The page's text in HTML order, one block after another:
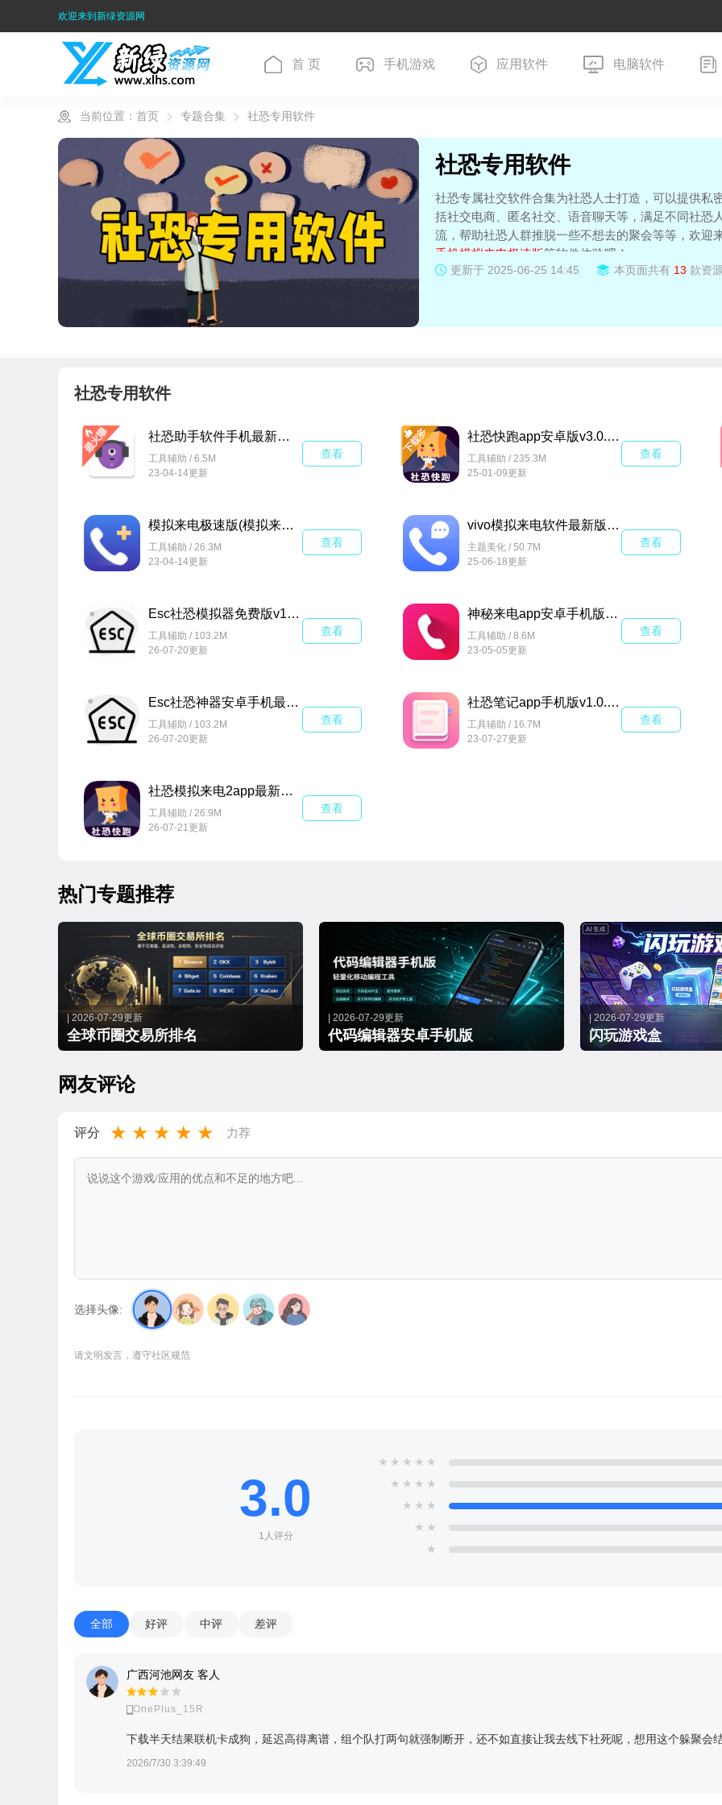
欢迎来到新绿资源网
首 页 手机游戏 应用软件 电脑软件
当前位置： 首页 专题合集 社恐专用软件
社恐专用软件
社恐专属社交软件合集为社恐人士打造，可以提供
括社交电商、匿名社交、语音聊天等，满足不同社
流，帮助社恐人群推脱一些不想去的聚会等等，欢迎
手机模拟来电极速版等软件体验吧！
更新于 2025-06-25 14:45 本页面共有 13 款资
社恐专用软件
社恐助手软件手机最新版v1.0官方版
工具辅助 / 6.5M
23-04-14更新
查看
社恐快跑app安卓版v3.0.7手机版
工具辅助 / 235.3M
25-01-09更新
查看
模拟来电极速版(模拟来电软件app免费版)v1.10102.3手机版
工具辅助 / 26.3M
23-04-14更新
查看
vivo模拟来电软件最新版v5.22手机版
主题美化 / 50.7M
25-06-18更新
查看
Esc社恐模拟器免费版v1.4.2手机版
工具辅助 / 103.2M
26-07-20更新
查看
神秘来电app安卓手机版v1.1最新版
工具辅助 / 8.6M
23-05-05更新
查看
Esc社恐神器安卓手机最新版v1.4.2免费版
工具辅助 / 103.2M
26-07-20更新
查看
社恐笔记app手机版v1.0.0安卓版
工具辅助 / 16.7M
23-07-27更新
查看
社恐模拟来电2app最新版v1.0.2手机版
工具辅助 / 26.9M
26-07-21更新
查看
热门专题推荐
| 2026-07-29更新
全球币圈交易所排名
| 2026-07-29更新
代码编辑器安卓手机版
| 2026-07-29更新
闪玩游戏盒
网友评论
评分 ★ ★ ★ ★ ★ 力荐
选择头像:
请文明发言，遵守社区规范
3.0
1人评分
★ ★ ★ ★ ★
★ ★ ★ ★
★ ★ ★
★ ★
★
全部 好评 中评 差评
广西河池网友 客人
OnePlus_15R
下载半天结果联机卡成狗，延迟高得离谱，组个队打两句就强制断开，还不如直接让我去线下社死呢，想用这个躲聚会
2026/7/30 3:39:49